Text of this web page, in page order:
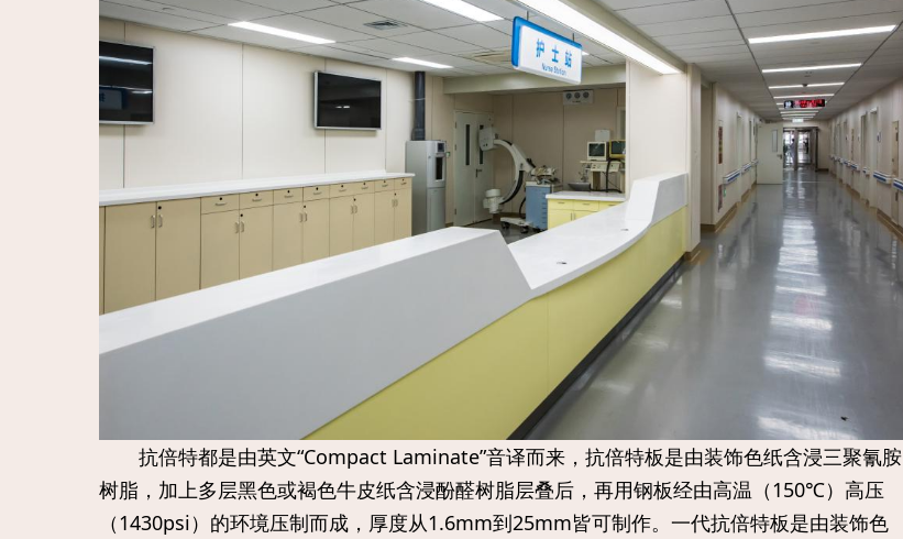
抗倍特都是由英文“Compact Laminate”音译而来，抗倍特板是由装饰色纸含浸三聚氰胺
树脂，加上多层黑色或褐色牛皮纸含浸酚醛树脂层叠后，再用钢板经由高温（150℃）高压
（1430psi）的环境压制而成，厚度从1.6mm到25mm皆可制作。一代抗倍特板是由装饰色